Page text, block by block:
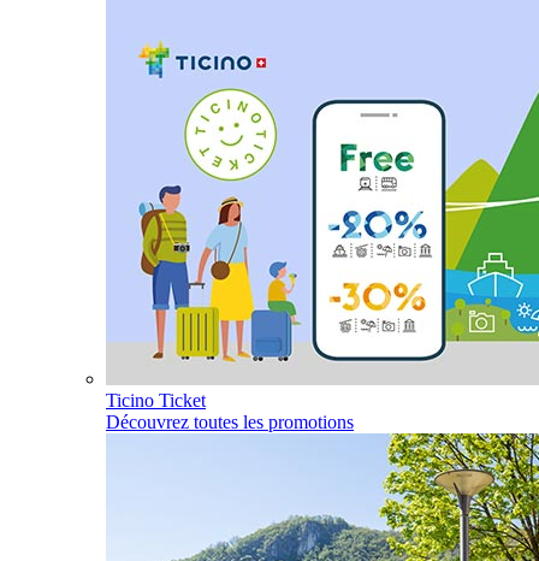
Ticino Ticket
Découvrez toutes les promotions